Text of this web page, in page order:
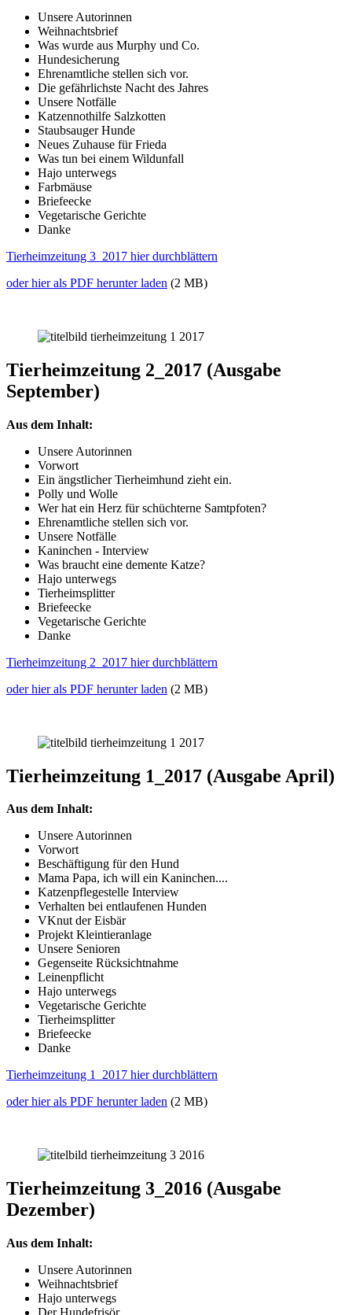
Unsere Autorinnen
Weihnachtsbrief
Was wurde aus Murphy und Co.
Hundesicherung
Ehrenamtliche stellen sich vor.
Die gefährlichste Nacht des Jahres
Unsere Notfälle
Katzennothilfe Salzkotten
Staubsauger Hunde
Neues Zuhause für Frieda
Was tun bei einem Wildunfall
Hajo unterwegs
Farbmäuse
Briefeecke
Vegetarische Gerichte
Danke
Tierheimzeitung 3_2017 hier durchblättern
oder hier als PDF herunter laden (2 MB)
Tierheimzeitung 2_2017 (Ausgabe
September)
Aus dem Inhalt:
Unsere Autorinnen
Vorwort
Ein ängstlicher Tierheimhund zieht ein.
Polly und Wolle
Wer hat ein Herz für schüchterne Samtpfoten?
Ehrenamtliche stellen sich vor.
Unsere Notfälle
Kaninchen - Interview
Was braucht eine demente Katze?
Hajo unterwegs
Tierheimsplitter
Briefeecke
Vegetarische Gerichte
Danke
Tierheimzeitung 2_2017 hier durchblättern
oder hier als PDF herunter laden (2 MB)
Tierheimzeitung 1_2017 (Ausgabe April)
Aus dem Inhalt:
Unsere Autorinnen
Vorwort
Beschäftigung für den Hund
Mama Papa, ich will ein Kaninchen....
Katzenpflegestelle Interview
Verhalten bei entlaufenen Hunden
VKnut der Eisbär
Projekt Kleintieranlage
Unsere Senioren
Gegenseite Rücksichtnahme
Leinenpflicht
Hajo unterwegs
Vegetarische Gerichte
Tierheimsplitter
Briefeecke
Danke
Tierheimzeitung 1_2017 hier durchblättern
oder hier als PDF herunter laden (2 MB)
Tierheimzeitung 3_2016 (Ausgabe
Dezember)
Aus dem Inhalt:
Unsere Autorinnen
Weihnachtsbrief
Hajo unterwegs